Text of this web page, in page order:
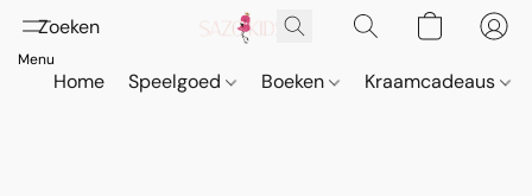
Home Speelgoed Boeken Kraamcadeaus